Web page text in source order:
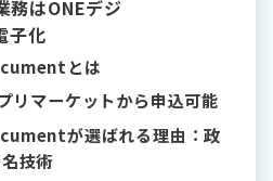
務はONEデジ
子化
とは
リマーケットから申込可能
が選ばれる理由：政
技術